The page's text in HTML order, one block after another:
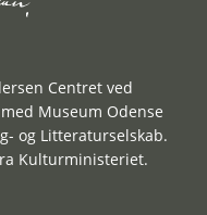
Centret ved
Museum Odense
og Litteraturselskab.
Kulturministeriet.